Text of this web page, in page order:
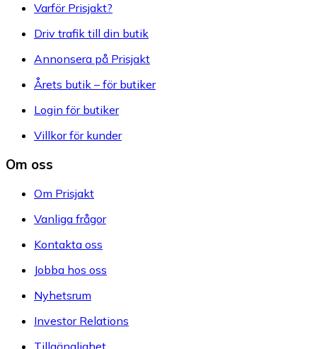
Varför Prisjakt?
Driv trafik till din butik
Annonsera på Prisjakt
Årets butik – för butiker
Login för butiker
Villkor för kunder
Om oss
Om Prisjakt
Vanliga frågor
Kontakta oss
Jobba hos oss
Nyhetsrum
Investor Relations
Tillgänglighet